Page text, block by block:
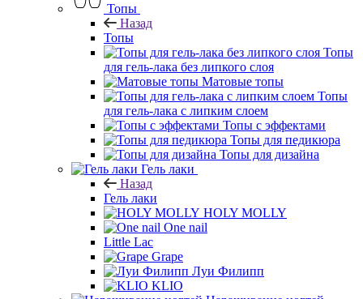
Топы
Назад
Топы
Топы
для гель-лака без липкого слоя
Матовые топы
Топы
для гель-лака с липким слоем
Топы с эффектами
Топы для педикюра
Топы для дизайна
Гель лаки
Назад
Гель лаки
HOLY MOLLY
One nail
Little Lac
Grape
Луи Филипп
KLIO